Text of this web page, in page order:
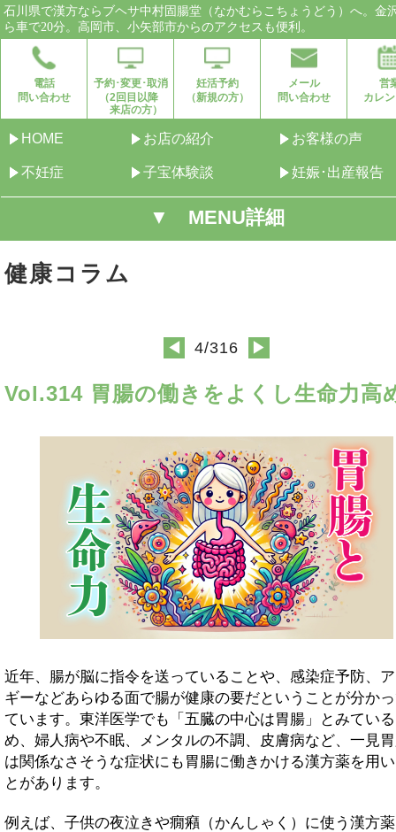
石川県で漢方ならブヘサ中村固腸堂（なかむらこちょうどう）へ。金
ら車で20分。高岡市、小矢部市からのアクセスも便利。
電話
問い合わせ
予約･変更･取消
（2回目以降
来店の方）
妊活予約
（新規の方）
メール
問い合わせ
営
カレ
HOME お店の紹介 お客様の声
不妊症 子宝体験談 妊娠･出産報告
▼ MENU詳細
健康コラム
◀ 4/316 ▶
Vol.314 胃腸の働きをよくし生命力高
近年、腸が脳に指令を送っていることや、感染症予防、
ギーなどあらゆる面で腸が健康の要だということが分か
ています。東洋医学でも「五臓の中心は胃腸」とみてい
め、婦人病や不眠、メンタルの不調、皮膚病など、一見
は関係なさそうな症状にも胃腸に働きかける漢方薬を用
とがあります。
例えば、子供の夜泣きや癇癪（かんしゃく）に使う漢方